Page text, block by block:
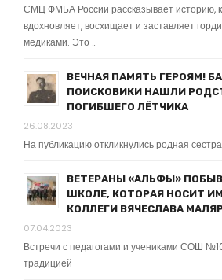
СМЦ ФМБА России рассказывает историю,
вдохновляет, восхищает и заставляет
медиками. Это …
ВЕЧНАЯ ПАМЯТЬ ГЕРОЯМ!
ПОИСКОВИКИ НАШЛИ
ПОГИБШЕГО ЛЁТЧИКА
26.08.2023
На публикацию откликнулись родная
ВЕТЕРАНЫ «АЛЬФЫ»
ШКОЛЕ, КОТОРАЯ НОСИТ
КОЛЛЕГИ ВЯЧЕСЛАВА
07.04.2023
Встречи с педагогами и учениками СОШ
традицией